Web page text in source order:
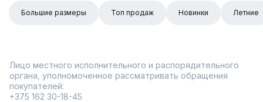
Большие размеры Топ продаж Новинки Летние
Лицо местного исполнительного и распорядительного
органа, уполномоченное рассматривать обращения
покупателей:
+375 162 30-18-45